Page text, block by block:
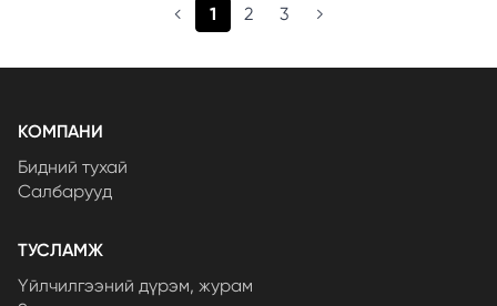
1
(current)2 3
КОМПАНИ
Бидний тухай
Салбарууд
ТУСЛАМЖ
Үйлчилгээний дүрэм, журам